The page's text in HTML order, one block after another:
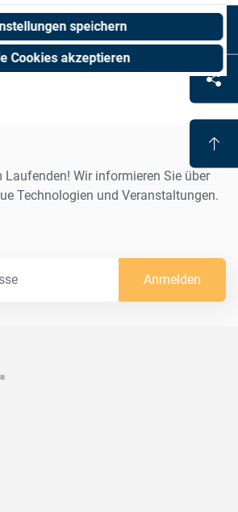
speichern
Cookies akzeptieren
Laufenden! Wir informieren Sie über
Technologien und Veranstaltungen.
Anmelden